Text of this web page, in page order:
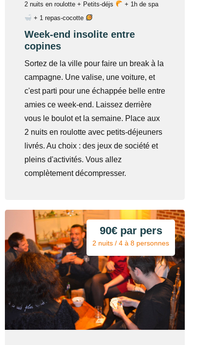
2 nuits en roulotte + Petits-déjs
+ 1h de spa
+ 1 repas-cocotte
Week-end insolite entre
copines
Sortez de la ville pour faire un break à la
campagne. Une valise, une voiture, et
c'est parti pour une échappée belle entre
amies ce week-end. Laissez derrière
vous le boulot et la semaine. Place aux
2 nuits en roulotte avec petits-déjeuners
livrés. Au choix : des jeux de société et
pleins d'activités. Vous allez
complètement décompresser.
90€ par pers
2 nuits / 4 à 8 personnes